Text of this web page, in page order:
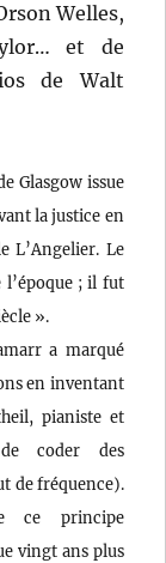
Welles,
et de
de Walt
Glasgow issue
la justice en
L’Angelier. Le
; il fut
».
a marqué
en inventant
pianiste et
coder des
de fréquence).
ce principe
vingt ans plus